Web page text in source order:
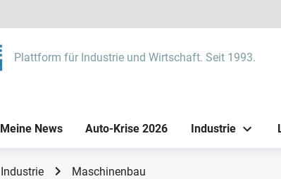
Plattform für Industrie und Wirtschaft. Seit 1993.
Meine News Auto-Krise 2026 Industrie
Industrie Maschinenbau